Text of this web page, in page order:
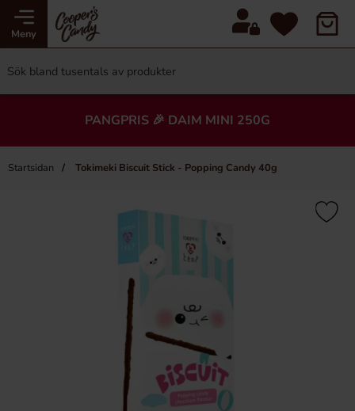
Meny
PANGPRIS 🎉 DAIM MINI 250G
Startsidan Tokimeki Biscuit Stick - Popping Candy 40g